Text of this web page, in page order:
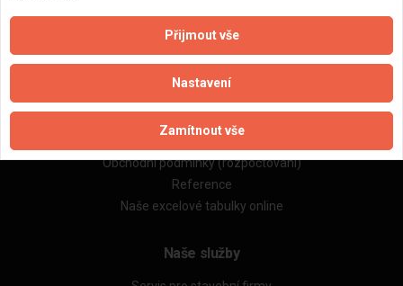
Důležité informace
Naše firmy a řemeslníci
Obchodní podmínky (rozpočtování)
Reference
Naše excelové tabulky online
Naše služby
Přijmout vše
Nastavení
Zamítnout vše